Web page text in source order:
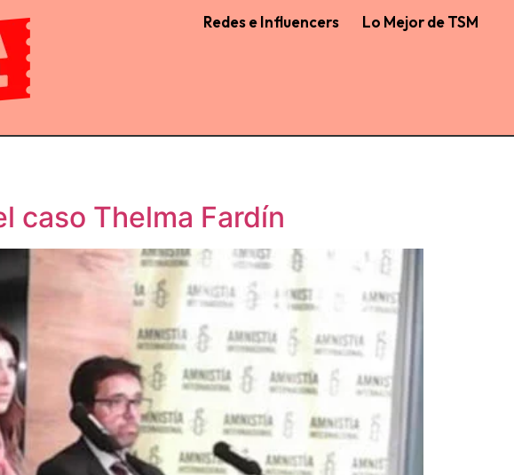
Redes e Influencers Lo Mejor de TSM
caso Thelma Fardín